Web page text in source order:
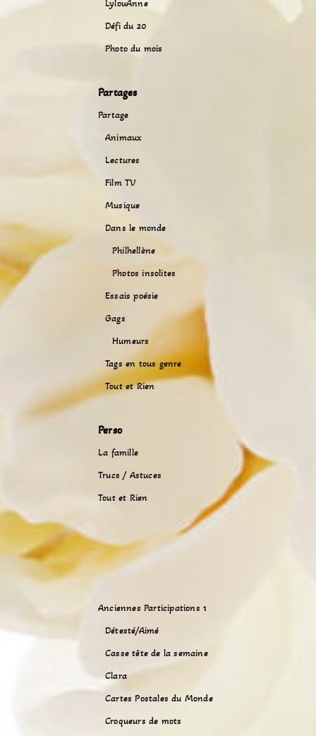
LylouAnne
Défi du 20
Photo du mois
Partages
Partage
Animaux
Lectures
Film TV
Musique
Dans le monde
Philhellène
Photos insolites
Essais poésie
Gags
Humeurs
Tags en tous genre
Tout et Rien
Perso
La famille
Trucs / Astuces
Tout et Rien
Anciennes Participations 1
Détesté/Aimé
Casse tête de la semaine
Clara
Cartes Postales du Monde
Croqueurs de mots